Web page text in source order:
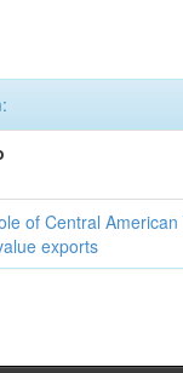
of Central
exports